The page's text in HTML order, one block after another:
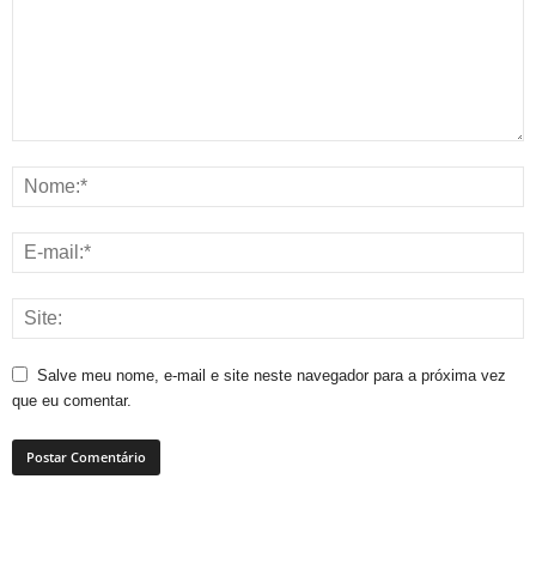
Salve meu nome, e-mail e site neste navegador para a próxima vez
que eu comentar.